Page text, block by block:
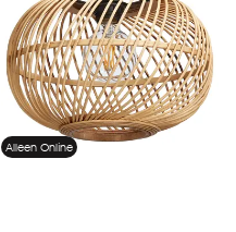
Alleen Online